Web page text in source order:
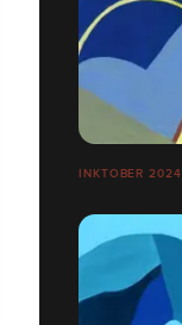
INKTOBER 2024